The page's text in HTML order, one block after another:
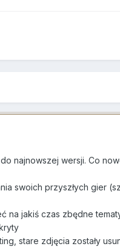
najnowszej wersji. Co
swoich przyszłych gier
na jakiś czas zbędne
stare zdjęcia zostały